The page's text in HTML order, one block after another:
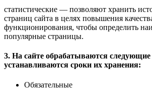
статистические — позволяют хранить
страниц сайта в целях повышения
функционирования, чтобы определить
популярные страницы.
3. На сайте обрабатываются
устанавливаются сроки их хранения:
Обязательные